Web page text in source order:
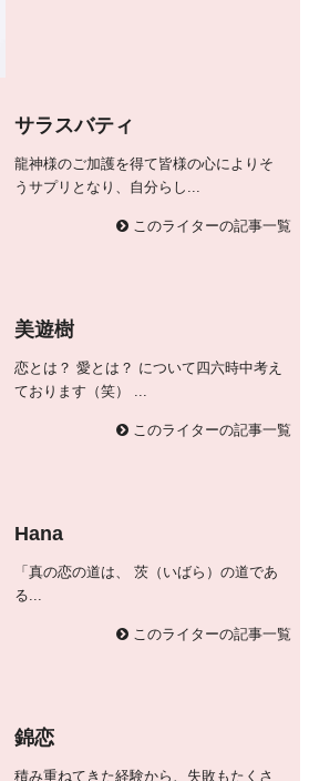
サラスバティ
龍神様のご加護を得て皆様の心によりそ
うサプリとなり、自分らし...
このライターの記事一覧
美遊樹
恋とは？ 愛とは？ について四六時中考え
ております（笑） ...
このライターの記事一覧
Hana
「真の恋の道は、 茨（いばら）の道であ
る...
このライターの記事一覧
錦恋
積み重ねてきた経験から、失敗もたくさ